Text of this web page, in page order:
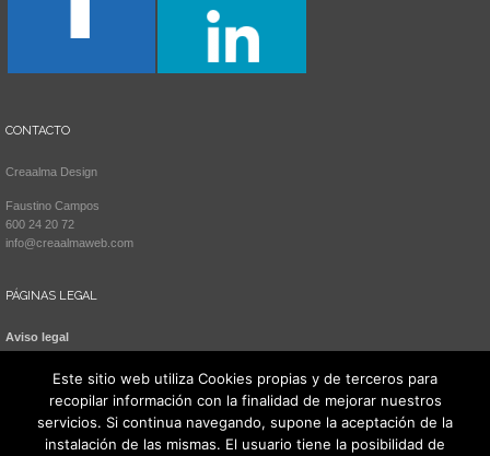
CONTACTO
Creaalma Design
Faustino Campos
600 24 20 72
info@creaalmaweb.com
PÁGINAS LEGAL
Aviso legal
Política de cookies
Este sitio web utiliza Cookies propias y de terceros para
recopilar información con la finalidad de mejorar nuestros
servicios. Si continua navegando, supone la aceptación de la
instalación de las mismas. El usuario tiene la posibilidad de